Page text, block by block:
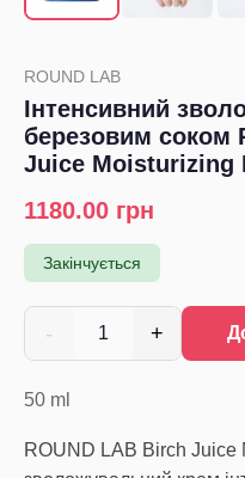
ROUND LAB
Інтенсивний
березовим соком
Juice Moisturizing
1180.00 грн
Закінчується
- 1 +
50 ml
ROUND LAB Birch